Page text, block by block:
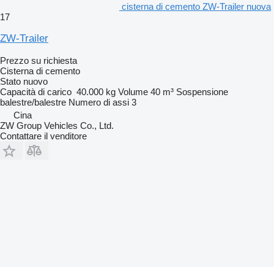
cisterna di cemento ZW-Trailer nuova
17
ZW-Trailer
Prezzo su richiesta
Cisterna di cemento
Stato nuovo
Capacità di carico 40.000 kg Volume 40 m³ Sospensione
balestre/balestre Numero di assi 3
Cina
ZW Group Vehicles Co., Ltd.
Contattare il venditore